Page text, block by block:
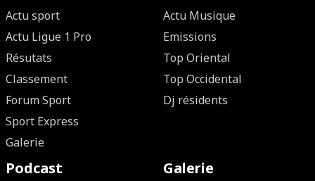
Actu sport
Actu Ligue 1 Pro
Résutats
Classement
Forum Sport
Sport Express
Galerie
Actu Musique
Emissions
Top Oriental
Top Occidental
Dj résidents
Podcast Galerie